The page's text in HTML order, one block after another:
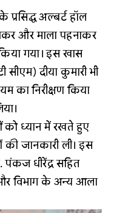
अल्बर्ट हॉल
और माला पहनाकर
गया। इस खास
सीएम) दीया कुमारी भी
का निरीक्षण किया
को ध्यान में रखते हुए
की जानकारी ली। इस
पंकज धीरेंद्र सहित
विभाग के अन्य आला